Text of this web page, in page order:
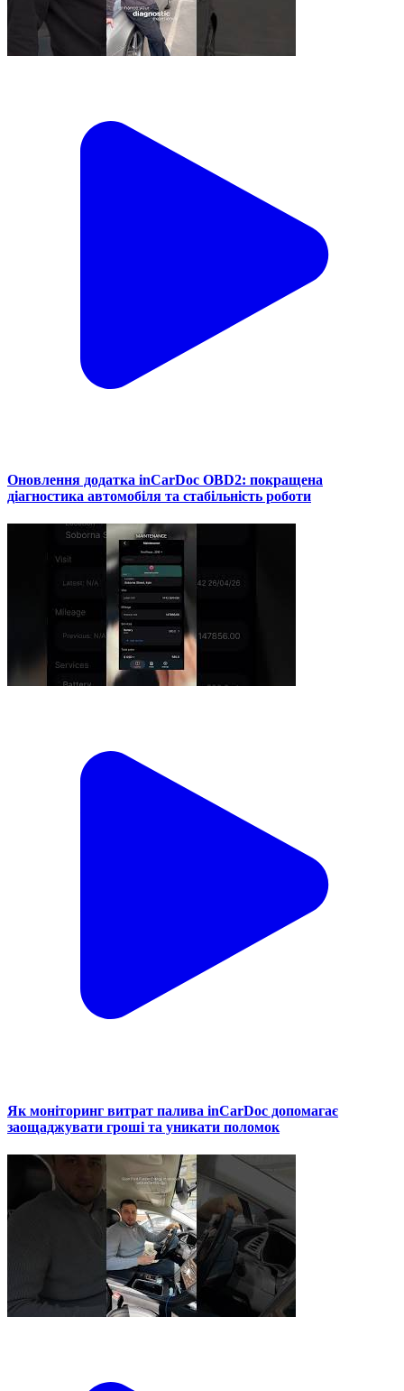
Оновлення додатка inCarDoc OBD2: покращена
діагностика автомобіля та стабільність роботи
Як моніторинг витрат палива inCarDoc допомагає
заощаджувати гроші та уникати поломок